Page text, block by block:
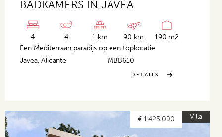
BADKAMERS IN JAVEA
4 4 1 km 90 km
190 m2
Een Mediterraan paradijs op een toplocatie
Javea, Alicante
MBB610
DETAILS
Villa
€ 1.425.000